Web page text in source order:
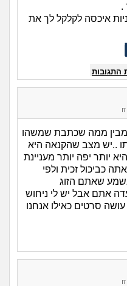
.
איכסה לקלקל לך את
התגובות
מבין ממה שכתבת שמשהו
..יש מצב שהקנאה היא
יותר יפה יותר מעניינת
כביכול זכית ולפי
שאתם הזוג
אתם אבל יש לי ניחוש
סרטים כאילו אנחנו